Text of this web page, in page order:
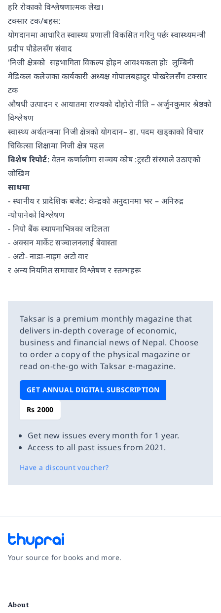
हरि रोकाको विश्लेषणात्मक लेख।
टक्सार टक/बहस:
योगदानमा आधारित स्वास्थ्य प्रणाली विकसित गरिनु पर्छः स्वास्थ्यमन्त्री
प्रदीप पौडेलसँग संवाद
'निजी क्षेत्रको सहभागिता विकल्प होइन आवश्यकता होः लुम्बिनी
मेडिकल कलेजका कार्यकारी अध्यक्ष गोपालबहादुर पोखरेलसँग टक्सार
टक
औषधी उत्पादन र आयातमा राज्यको दोहोरो नीति – अर्जुनकुमार श्रेष्ठको
विश्लेषण
स्वास्थ्य अर्थतन्त्रमा निजी क्षेत्रको योगदान– डा. पदम खड्काको विचार
चिकित्सा शिक्षामा निजी क्षेत्र पहल
विशेष रिपोर्ट: वेतन कर्णालीमा सञ्चय कोष :ट्रस्टी संस्थाले उठाएको
जोखिम
साथमा
- स्थानीय र प्रादेशिक बजेट: केन्द्रको अनुदानमा भर – अनिरुद्र
न्यौपानेको विश्लेषण
- नियो बैंक स्थापनाभित्रका जटिलता
- अक्सन मार्केट सञ्चालनलाई बेवास्ता
- अटो- नाडा-नाइम अटो वार
र अन्य नियमित समाचार विश्लेषण र स्तम्भहरू
Taksar is a premium monthly magazine that
delivers in-depth coverage of economic,
business and financial news of Nepal. Choose
to order a copy of the physical magazine or
read on-the-go with Taksar e-magazine.
GET ANNUAL DIGITAL SUBSCRIPTION
Rs 2000
Get new issues every month for 1 year.
Access to all past issues from 2021.
Have a discount voucher?
Your source for books and more.
About